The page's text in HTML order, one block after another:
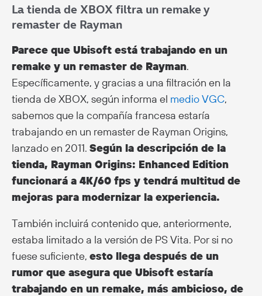
La tienda de XBOX filtra un remake y
remaster de Rayman
Parece que Ubisoft está trabajando en un
remake y un remaster de Rayman.
Específicamente, y gracias a una filtración en la
tienda de XBOX, según informa el medio VGC,
sabemos que la compañía francesa estaría
trabajando en un remaster de Rayman Origins,
lanzado en 2011. Según la descripción de la
tienda, Rayman Origins: Enhanced Edition
funcionará a 4K/60 fps y tendrá multitud de
mejoras para modernizar la experiencia.
También incluirá contenido que, anteriormente,
estaba limitado a la versión de PS Vita. Por si no
fuese suficiente, esto llega después de un
rumor que asegura que Ubisoft estaría
trabajando en un remake, más ambicioso, de